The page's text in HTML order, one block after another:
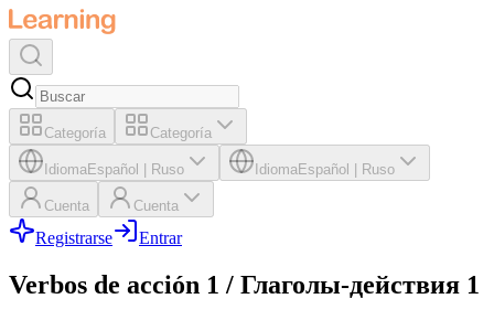
Categoría Categoría
IdiomaEspañol Ruso IdiomaEspañol Ruso
Cuenta Cuenta
Registrarse Entrar
Verbos de acción 1 / Глаголы-действия 1